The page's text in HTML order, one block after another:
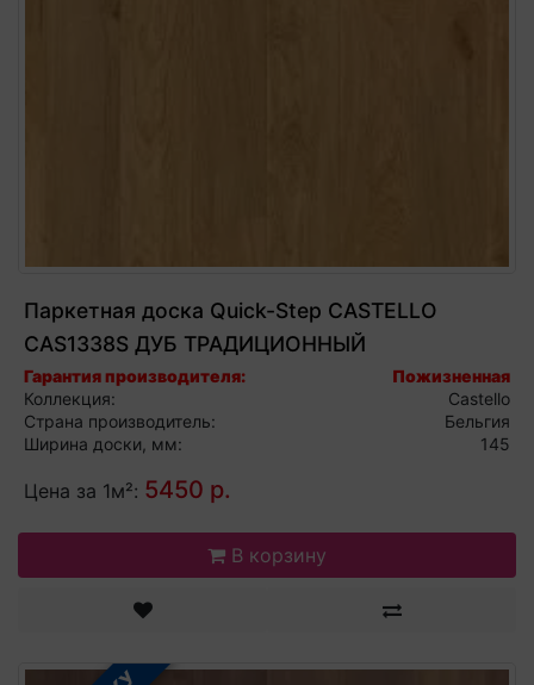
Паркетная доска Quick-Step CASTELLO
CAS1338S ДУБ ТРАДИЦИОННЫЙ
НАТУРАЛЬНЫЙ МАТОВЫЙ
Гарантия производителя:
Пожизненная
Коллекция:
Castello
Страна производитель:
Бельгия
Ширина доски, мм:
145
Цена за 1м²: 5450 р.
В корзину